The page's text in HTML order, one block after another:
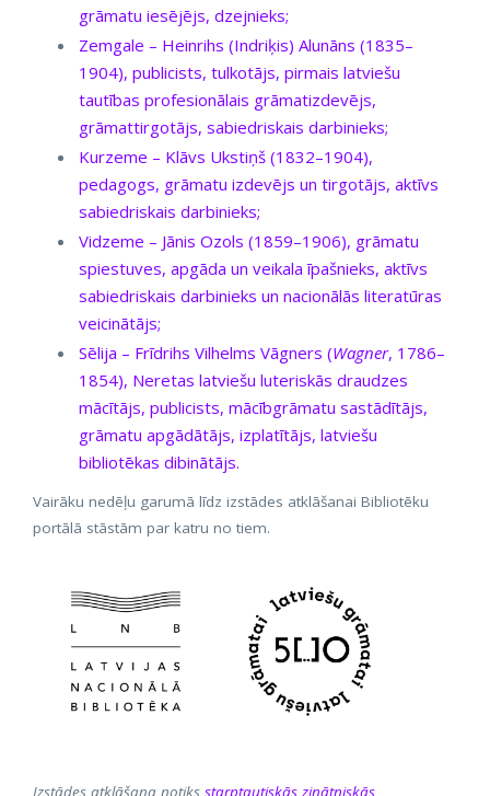
grāmatu iesējējs, dzejnieks;
Zemgale – Heinrihs (Indriķis) Alunāns (1835–
1904), publicists, tulkotājs, pirmais latviešu
tautības profesionālais grāmatizdevējs,
grāmattirgotājs, sabiedriskais darbinieks;
Kurzeme – Klāvs Ukstiņš (1832–1904),
pedagogs, grāmatu izdevējs un tirgotājs, aktīvs
sabiedriskais darbinieks;
Vidzeme – Jānis Ozols (1859–1906), grāmatu
spiestuves, apgāda un veikala īpašnieks, aktīvs
sabiedriskais darbinieks un nacionālās literatūras
veicinātājs;
Sēlija – Frīdrihs Vilhelms Vāgners (Wagner, 1786–
1854), Neretas latviešu luteriskās draudzes
mācītājs, publicists, mācībgrāmatu sastādītājs,
grāmatu apgādātājs, izplatītājs, latviešu
bibliotēkas dibinātājs.
Vairāku nedēļu garumā līdz izstādes atklāšanai Bibliotēku
portālā stāstām par katru no tiem.
Izstādes atklāšana notiks starptautiskās zinātniskās